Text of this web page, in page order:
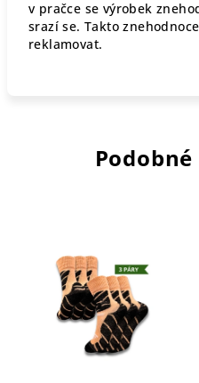
v pračce se výrobek
srazí se. Takto
reklamovat.